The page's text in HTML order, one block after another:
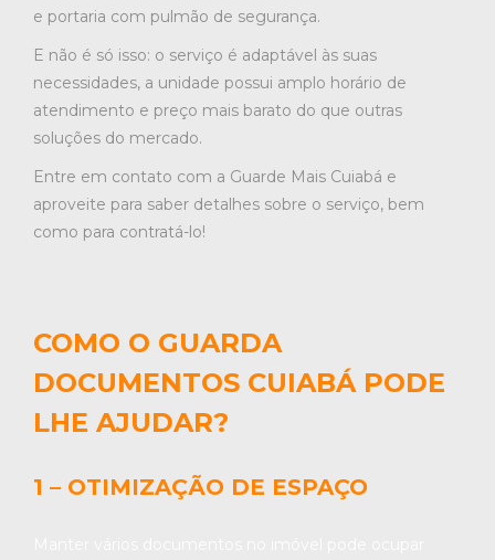
e portaria com pulmão de segurança.
E não é só isso: o serviço é adaptável às suas
necessidades, a unidade possui amplo horário de
atendimento e preço mais barato do que outras
soluções do mercado.
Entre em contato com a Guarde Mais Cuiabá e
aproveite para saber detalhes sobre o serviço, bem
como para contratá-lo!
COMO O GUARDA
DOCUMENTOS CUIABÁ PODE
LHE AJUDAR?
1 – OTIMIZAÇÃO DE ESPAÇO